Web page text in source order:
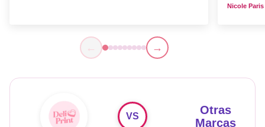
Nicole Paris
← →
Otras
Marcas
VS